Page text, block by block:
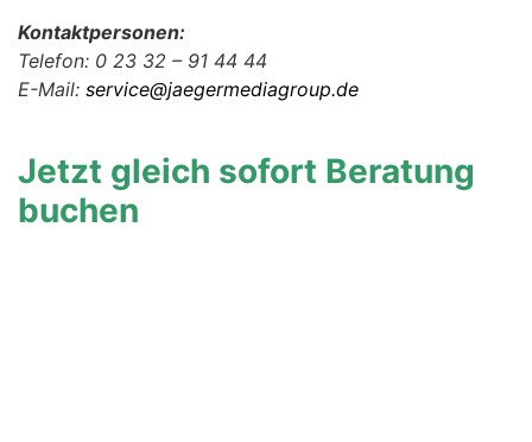
Kontaktpersonen:
Telefon: 0 23 32 – 91 44 44
E-Mail: service@jaegermediagroup.de
Jetzt gleich sofort Beratung
buchen